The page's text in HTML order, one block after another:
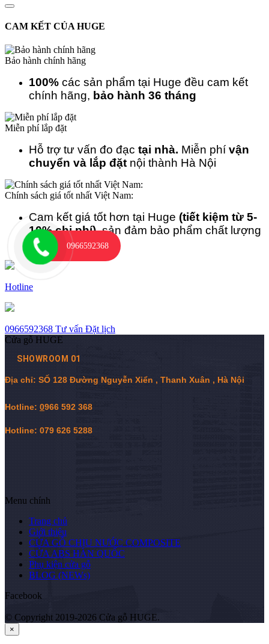
CAM KẾT CỦA HUGE
Bảo hành chính hãng
100% các sản phẩm tại Huge đều cam kết
chính hãng, bảo hành 36 tháng
Miễn phí lắp đặt
Hỗ trợ tư vấn đo đạc tại nhà. Miễn phí vận
chuyển và lắp đặt nội thành Hà Nội
Chính sách giá tốt nhất Việt Nam:
Cam kết giá tốt hơn tại Huge (tiết kiệm từ 5-
10% chi phí), sản đảm bảo phẩm chất lượng
cao.
Hotline
0966592368 Tư vấn Đặt lịch
Cửa gỗ HUGE
SHOWROOM 01
Địa chỉ: SỐ 128 Đường Nguyễn Xiển , Thanh Xuân , Hà Nội
Hotline: 0966 592 368
Hotline: 079 626 5288
Menu chính
Trang chủ
Giới thiệu
CỬA GỖ CHỊU NƯỚC COMPOSITE
CỬA ABS HÀN QUỐC
Phụ kiện cửa gỗ
BLOG (NEWs)
Facebook
© Copyright 2019-2026 Cửa gỗ HUGE.
0966592368
×